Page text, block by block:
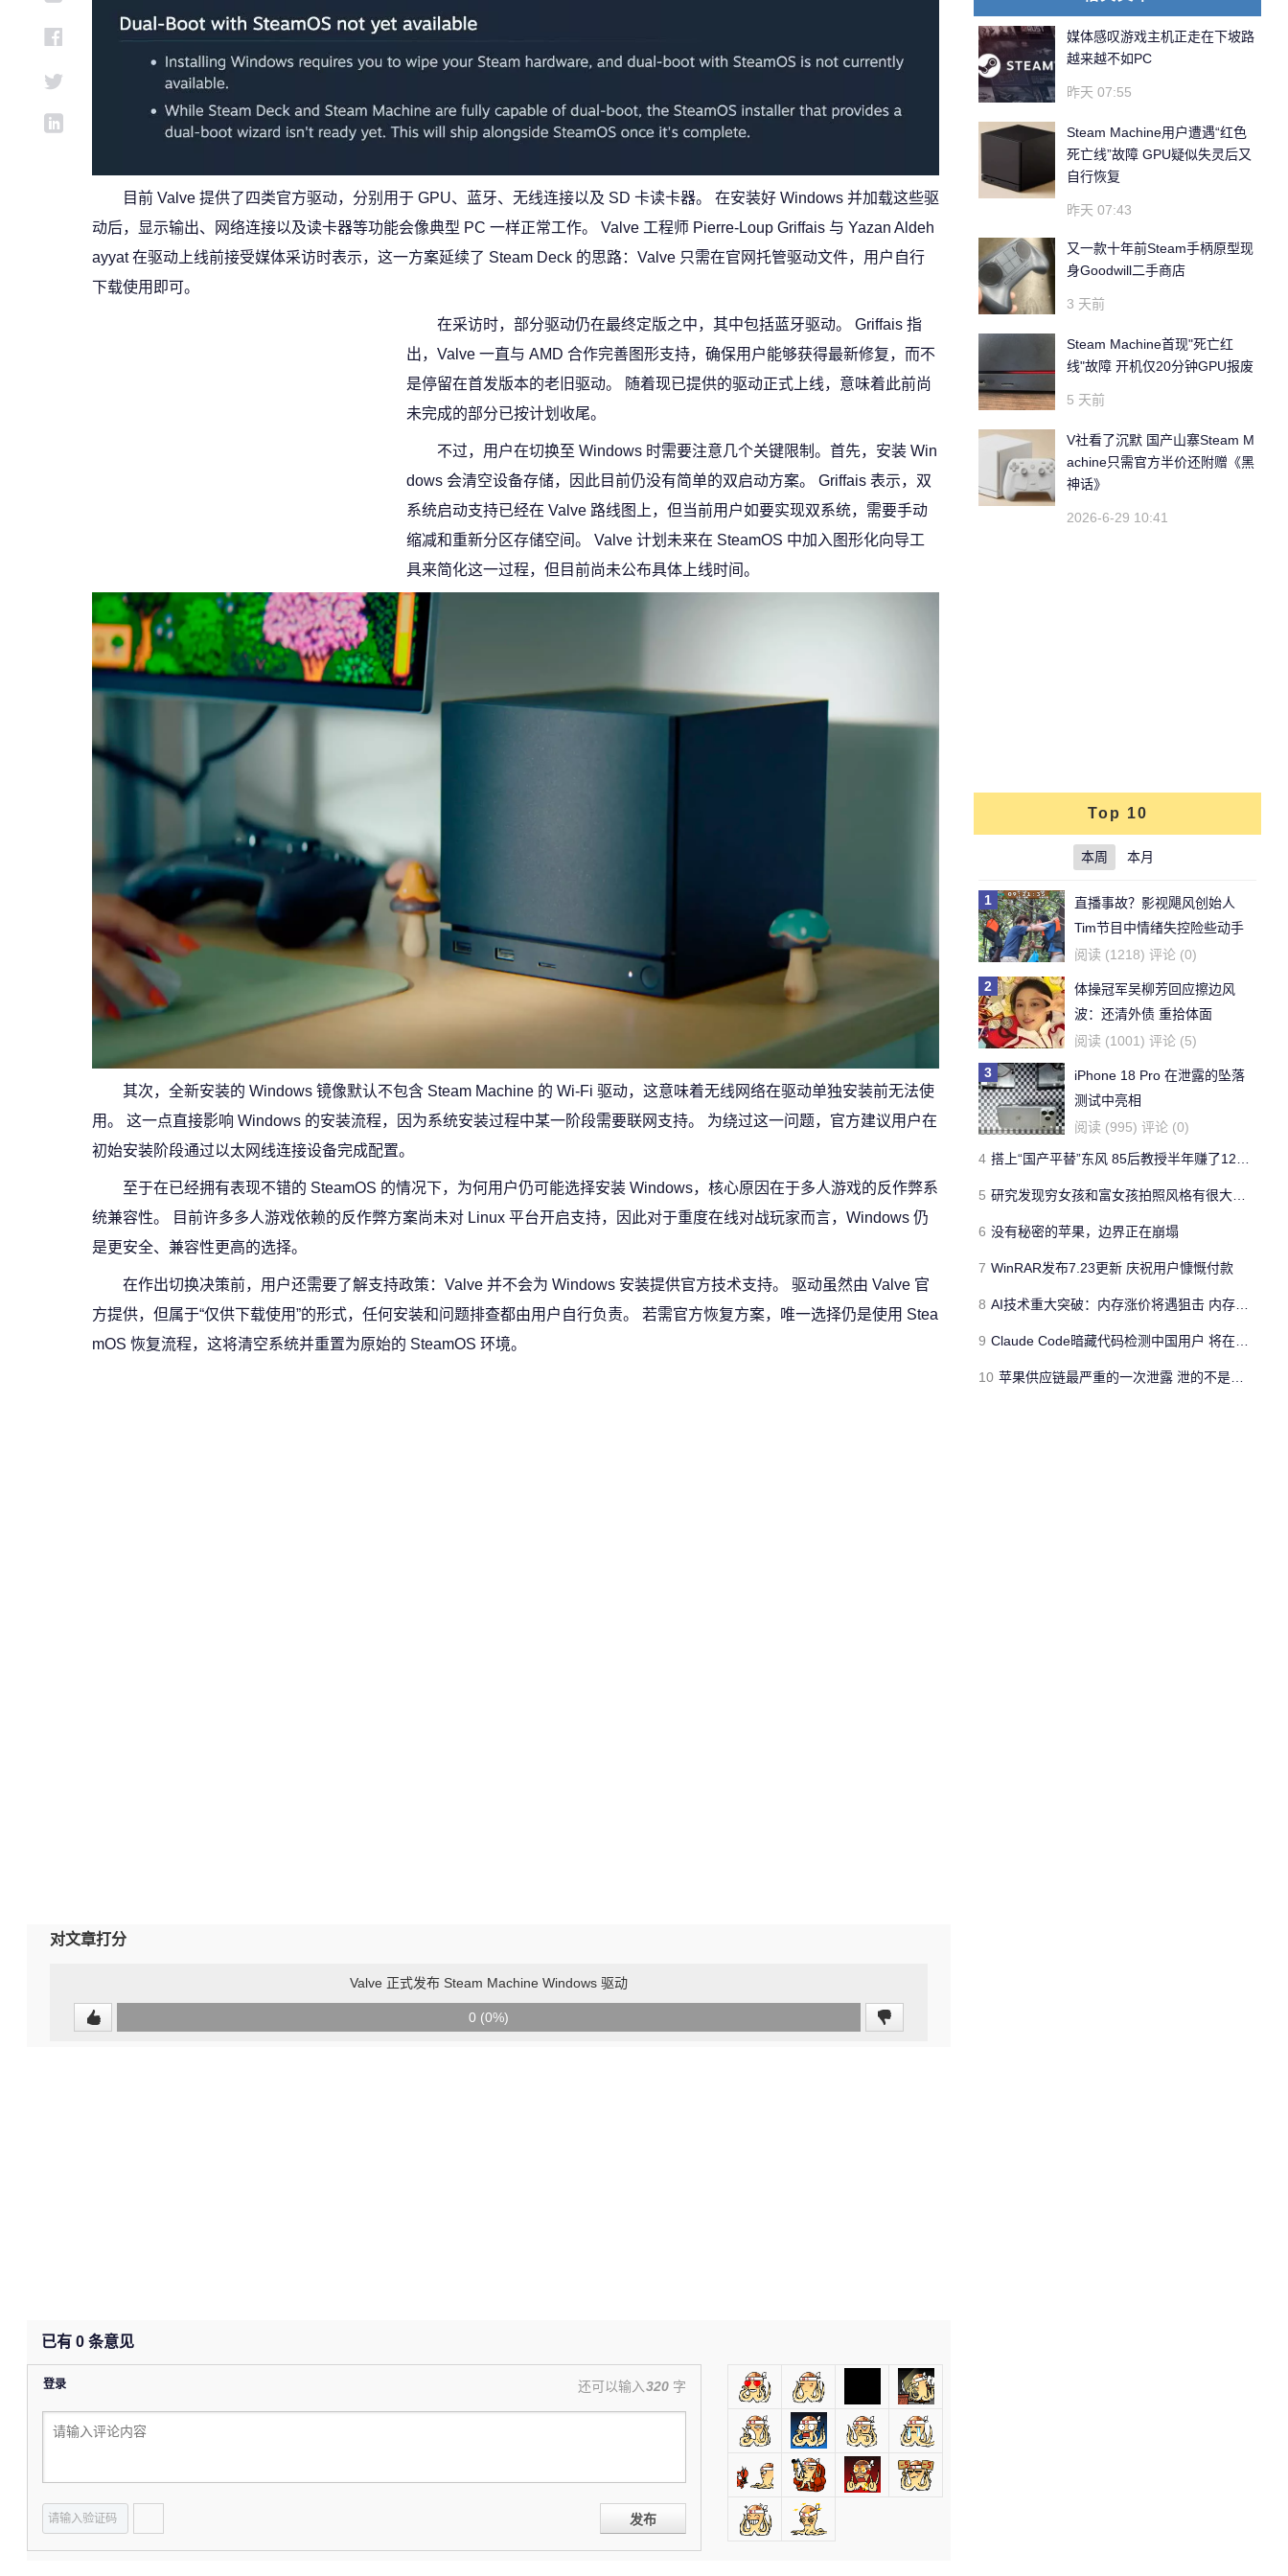
目前 Valve 提供了四类官方驱动，分别用于 GPU、蓝牙、无线连接以及 SD 卡读卡器。 在安装好 Windows 并加载这些驱
动后，显示输出、网络连接以及读卡器等功能会像典型 PC 一样正常工作。 Valve 工程师 Pierre-Loup Griffais 与 Yazan Aldeh
ayyat 在驱动上线前接受媒体采访时表示，这一方案延续了 Steam Deck 的思路：Valve 只需在官网托管驱动文件，用户自行
下载使用即可。
在采访时，部分驱动仍在最终定版之中，其中包括蓝牙驱动。 Griffais 指
出，Valve 一直与 AMD 合作完善图形支持，确保用户能够获得最新修复，而不
是停留在首发版本的老旧驱动。 随着现已提供的驱动正式上线，意味着此前尚
未完成的部分已按计划收尾。
不过，用户在切换至 Windows 时需要注意几个关键限制。首先，安装 Win
dows 会清空设备存储，因此目前仍没有简单的双启动方案。 Griffais 表示，双
系统启动支持已经在 Valve 路线图上，但当前用户如要实现双系统，需要手动
缩减和重新分区存储空间。 Valve 计划未来在 SteamOS 中加入图形化向导工
具来简化这一过程，但目前尚未公布具体上线时间。
其次，全新安装的 Windows 镜像默认不包含 Steam Machine 的 Wi-Fi 驱动，这意味着无线网络在驱动单独安装前无法使
用。 这一点直接影响 Windows 的安装流程，因为系统安装过程中某一阶段需要联网支持。 为绕过这一问题，官方建议用户在
初始安装阶段通过以太网线连接设备完成配置。
至于在已经拥有表现不错的 SteamOS 的情况下，为何用户仍可能选择安装 Windows，核心原因在于多人游戏的反作弊系
统兼容性。 目前许多多人游戏依赖的反作弊方案尚未对 Linux 平台开启支持，因此对于重度在线对战玩家而言，Windows 仍
是更安全、兼容性更高的选择。
在作出切换决策前，用户还需要了解支持政策：Valve 并不会为 Windows 安装提供官方技术支持。 驱动虽然由 Valve 官
方提供，但属于“仅供下载使用”的形式，任何安装和问题排查都由用户自行负责。 若需官方恢复方案，唯一选择仍是使用 Stea
mOS 恢复流程，这将清空系统并重置为原始的 SteamOS 环境。
对文章打分
Valve 正式发布 Steam Machine Windows 驱动
0 (0%)
已有 0 条意见
登录 还可以输入320 字
发布
媒体感叹游戏主机正走在下坡路
越来越不如PC
昨天 07:55
Steam Machine用户遭遇“红色
死亡线”故障 GPU疑似失灵后又
自行恢复
昨天 07:43
又一款十年前Steam手柄原型现
身Goodwill二手商店
3 天前
Steam Machine首现"死亡红
线"故障 开机仅20分钟GPU报废
5 天前
V社看了沉默 国产山寨Steam M
achine只需官方半价还附赠《黑
神话》
2026-6-29 10:41
Top 10
本周 本月
1
直播事故？影视飓风创始人
Tim节目中情绪失控险些动手
阅读 (1218) 评论 (0)
2
体操冠军吴柳芳回应擦边风
波：还清外债 重拾体面
阅读 (1001) 评论 (5)
3
iPhone 18 Pro 在泄露的坠落
测试中亮相
阅读 (995) 评论 (0)
4 搭上“国产平替”东风 85后教授半年赚了1200亿
5 研究发现穷女孩和富女孩拍照风格有很大差异
6 没有秘密的苹果，边界正在崩塌
7 WinRAR发布7.23更新 庆祝用户慷慨付款
8 AI技术重大突破：内存涨价将遇狙击 内存用量大降
9 Claude Code暗藏代码检测中国用户 将在明天发布的新版本中删除代码
10 苹果供应链最严重的一次泄露 泄的不是新iPhone长什么样